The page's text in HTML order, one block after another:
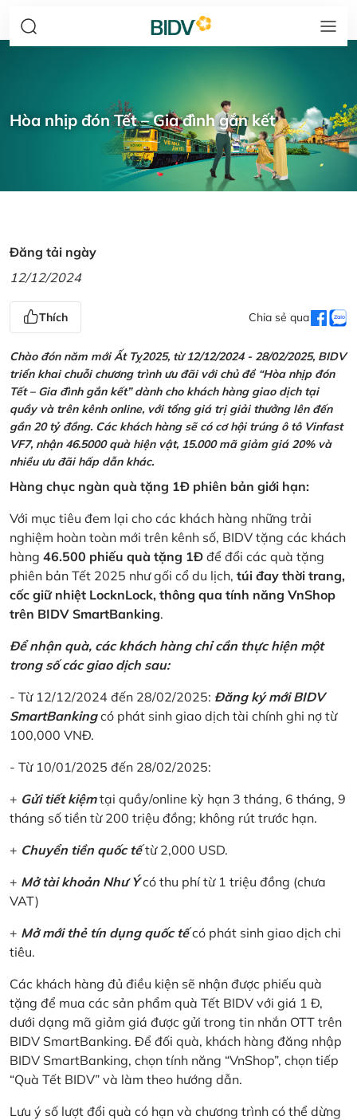
Hòa nhịp đón Tết – Gia đình gắn kết
Đăng tải ngày
12/12/2024
Thích Chia sẻ qua
Chào đón năm mới Ất Tỵ2025, từ 12/12/2024 - 28/02/2025, BIDV
triển khai chuỗi chương trình ưu đãi với chủ đề “Hòa nhịp đón
Tết – Gia đình gắn kết” dành cho khách hàng giao dịch tại
quầy và trên kênh online, với tổng giá trị giải thưởng lên đến
gần 20 tỷ đồng. Các khách hàng sẽ có cơ hội trúng ô tô Vinfast
VF7, nhận 46.5000 quà hiện vật, 15.000 mã giảm giá 20% và
nhiều ưu đãi hấp dẫn khác.
Hàng chục ngàn quà tặng 1Đ phiên bản giới hạn:
Với mục tiêu đem lại cho các khách hàng những trải
nghiệm hoàn toàn mới trên kênh số, BIDV tặng các khách
hàng 46.500 phiếu quà tặng 1Đ để đổi các quà tặng
phiên bản Tết 2025 như gối cổ du lịch, túi đay thời trang,
cốc giữ nhiệt LocknLock, thông qua tính năng VnShop
trên BIDV SmartBanking.
Để nhận quà, các khách hàng chỉ cần thực hiện một
trong số các giao dịch sau:
- Từ 12/12/2024 đến 28/02/2025: Đăng ký mới BIDV
SmartBankingcó phát sinh giao dịch tài chính ghi nợ từ
100,000 VNĐ.
- Từ 10/01/2025 đến 28/02/2025:
+ Gửi tiết kiệmtại quầy/online kỳ hạn 3 tháng, 6 tháng, 9
tháng số tiền từ 200 triệu đồng; không rút trước hạn.
+ Chuyển tiền quốc tếtừ 2,000 USD.
+ Mở tài khoản Như Ýcó thu phí từ 1 triệu đồng (chưa
VAT)
+ Mở mới thẻ tín dụng quốc tếcó phát sinh giao dịch chi
tiêu.
Các khách hàng đủ điều kiện sẽ nhận được phiếu quà
tặng để mua các sản phẩm quà Tết BIDV với giá 1 Đ,
dưới dạng mã giảm giá được gửi trong tin nhắn OTT trên
BIDV SmartBanking. Để đối quà, khách hàng đăng nhập
BIDV SmartBanking, chọn tính năng “VnShop”, chọn tiếp
“Quà Tết BIDV” và làm theo hướng dẫn.
Lưu ý số lượt đổi quà có hạn và chương trình có thể dừng